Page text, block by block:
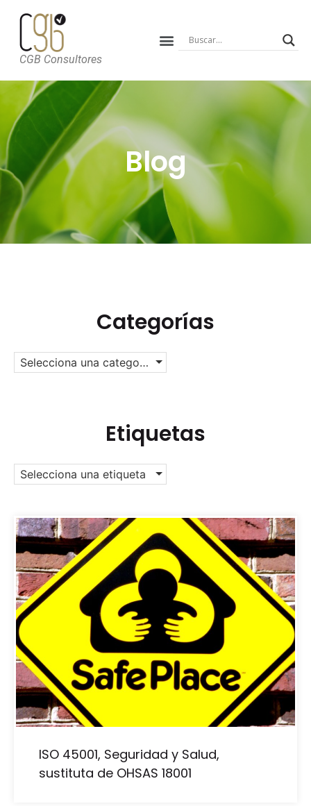
CGB Consultores
Blog
Categorías
Selecciona una categoría
Etiquetas
Selecciona una etiqueta
ISO 45001, Seguridad y Salud,
sustituta de OHSAS 18001